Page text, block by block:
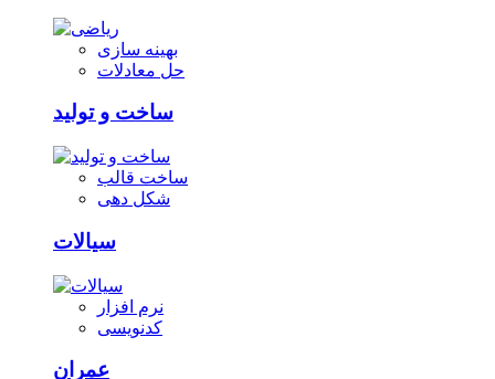
بهینه سازی
حل معادلات
ساخت و تولید
ساخت قالب
شکل دهی
سیالات
نرم افزار
کدنویسی
عمران